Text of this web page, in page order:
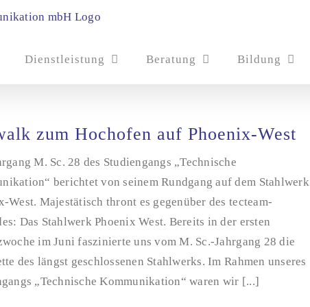
Dienstleistung Beratung Bildung
zum Hochofen auf Phoenix-West
M. Sc. 28 des Studiengangs „Technische
berichtet von seinem Rundgang auf dem Stahlwerk
West. Majestätisch thront es gegenüber des tecteam-
Das Stahlwerk Phoenix West. Bereits in der ersten
im Juni faszinierte uns vom M. Sc.-Jahrgang 28 die
des längst geschlossenen Stahlwerks. Im Rahmen unseres
„Technische Kommunikation“ waren wir [...]